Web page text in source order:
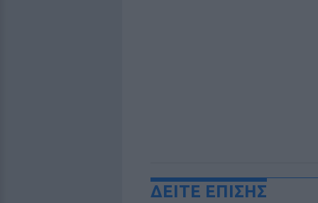
ΔΕΙΤΕ ΕΠΙΣΗΣ